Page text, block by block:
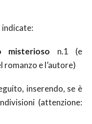
misterioso n.1 (e
e l’autore)
inserendo, se è
(attenzione: